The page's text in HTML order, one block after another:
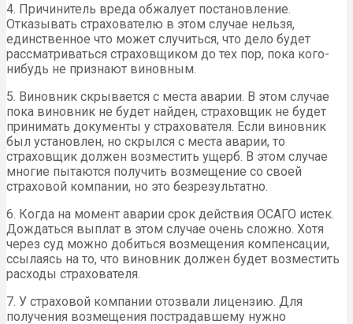
4. Причинитель вреда обжалует постановление.
Отказывать страхователю в этом случае нельзя,
единственное что может случиться, что дело будет
рассматриваться страховщиком до тех пор, пока кого-
нибудь не признают виновным.
5. Виновник скрывается с места аварии. В этом случае
пока виновник не будет найден, страховщик не будет
принимать документы у страхователя. Если виновник
был установлен, но скрылся с места аварии, то
страховщик должен возместить ущерб. В этом случае
многие пытаются получить возмещение со своей
страховой компании, но это безрезультатно.
6. Когда на момент аварии срок действия ОСАГО истек.
Дождаться выплат в этом случае очень сложно. Хотя
через суд можно добиться возмещения компенсации,
ссылаясь на то, что виновник должен будет возместить
расходы страхователя.
7. У страховой компании отозвали лицензию. Для
получения возмещения пострадавшему нужно